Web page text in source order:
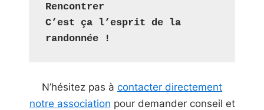
Rencontrer
C’est ça l’esprit de la
randonnée !
N’hésitez pas à contacter directement
notre association pour demander conseil et